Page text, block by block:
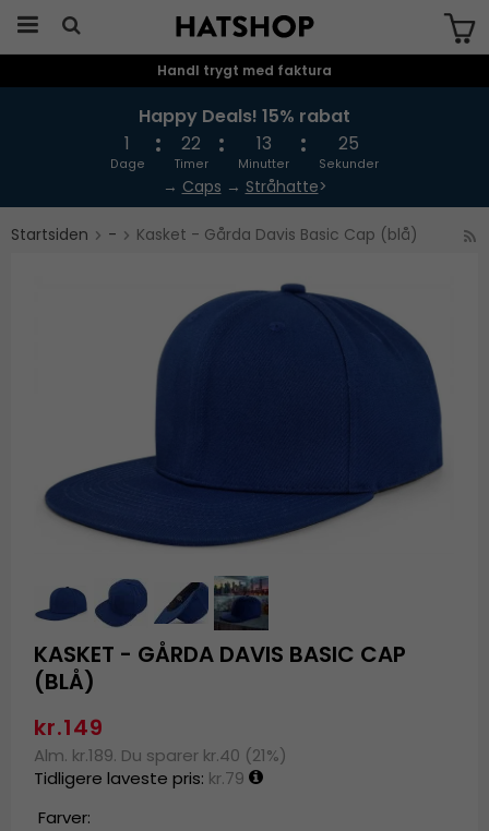
Produktet er blevet tilføjet til din
Handl trygt med faktura
Happy Deals! 15% rabat
1
Dage
22
Timer
13
Minutter
25
Sekunder
→ Caps → Stråhatte>
Startsiden - Kasket - Gårda Davis Basic Cap (blå)
KASKET - GÅRDA DAVIS BASIC CAP
(BLÅ)
kr.149
Alm. kr.189. Du sparer kr.40 (21%)
Tidligere laveste pris: kr.79
Farver: